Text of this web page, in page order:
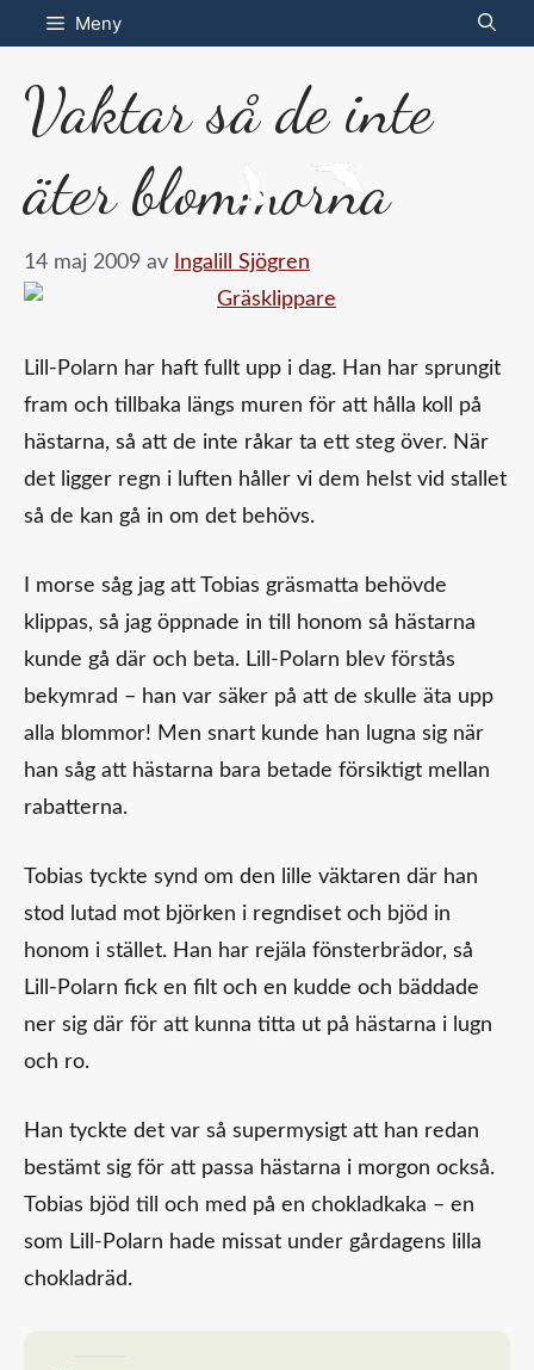
Hoppa
till
innehåll
Meny
Vaktar så de inte
äter blommorna
14 maj 2009 av Ingalill Sjögren
Lill-Polarn har haft fullt upp i dag. Han har sprungit
fram och tillbaka längs muren för att hålla koll på
hästarna, så att de inte råkar ta ett steg över. När
det ligger regn i luften håller vi dem helst vid stallet
så de kan gå in om det behövs.
I morse såg jag att Tobias gräsmatta behövde
klippas, så jag öppnade in till honom så hästarna
kunde gå där och beta. Lill-Polarn blev förstås
bekymrad – han var säker på att de skulle äta upp
alla blommor! Men snart kunde han lugna sig när
han såg att hästarna bara betade försiktigt mellan
rabatterna.
Tobias tyckte synd om den lille väktaren där han
stod lutad mot björken i regndiset och bjöd in
honom i stället. Han har rejäla fönsterbrädor, så
Lill-Polarn fick en filt och en kudde och bäddade
ner sig där för att kunna titta ut på hästarna i lugn
och ro.
Han tyckte det var så supermysigt att han redan
bestämt sig för att passa hästarna i morgon också.
Tobias bjöd till och med på en chokladkaka – en
som Lill-Polarn hade missat under gårdagens lilla
chokladräd.